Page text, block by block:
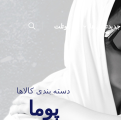
جدیدترین ها اوتلت
دسته بندی کالاها
پوما